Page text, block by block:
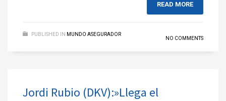
READ MORE
PUBLISHED IN MUNDO ASEGURADOR
NO COMMENTS
Jordi Rubio (DKV):»Llega el